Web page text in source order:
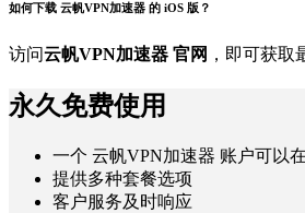
如何下载 云帆VPN加速器 的 iOS 版？
访问云帆VPN加速器 官网 ，即可获
永久免费使用
一个 云帆VPN加速器 账户可以
提供多种套餐选项
客户服务及时响应